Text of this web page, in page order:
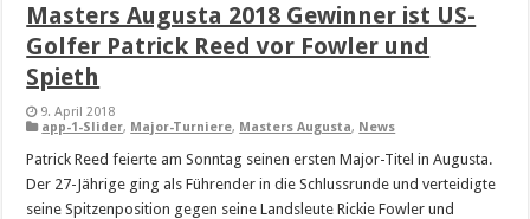
Masters Augusta 2018 Gewinner ist US-
Golfer Patrick Reed vor Fowler und
Spieth
9. April 2018
app-1-Slider, Major-Turniere, Masters Augusta, News
Patrick Reed feierte am Sonntag seinen ersten Major-Titel in Augusta.
Der 27-Jährige ging als Führender in die Schlussrunde und verteidigte
seine Spitzenposition gegen seine Landsleute Rickie Fowler und